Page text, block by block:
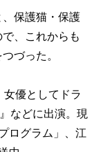
保護猫・保護
、これからも
づった。
優としてドラ
などに出演。現
ログラム」、江